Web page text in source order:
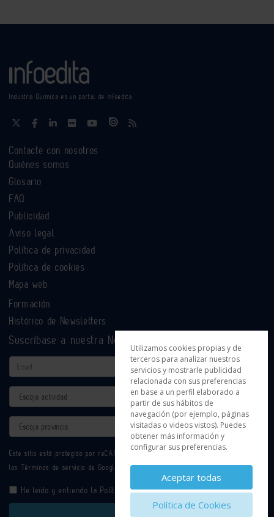
Industria Química es un portal de Infoedita
Contacte con nosotros
Quiénes somos
Glosario
FAQ
Publicidad
Aviso legal
Política de privacidad
Política de cookies
Mapa web
Formación
Histórico de Newsletters
Suscríbase a nuestra Newsletter
Email
Actividad
Provincia
Este sitio está protegido por reCAPTCHA y se aplican la
los Términos de servicio de Google.
He leído y entiendo la Política de Privacidad
Enviar
Utilizamos cookies propias y de
terceros para analizar nuestros
servicios y mostrarle publicidad
relacionada con sus preferencias
en base a un perfil elaborado a
partir de sus hábitos de
navegación (por ejemplo, páginas
visitadas o videos vistos). Puedes
obtener más información y
configurar sus preferencias.
Aceptar todas
Política de Cookies